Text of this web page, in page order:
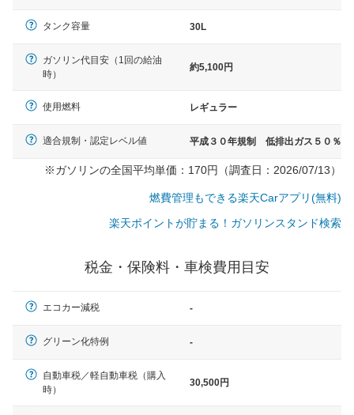
タンク容量 30L
ガソリン代目安（1回の給油
時）
約5,100円
使用燃料 レギュラー
適合規制・認定レベル値 平成３０年規制 低排出ガス５０％
※ガソリンの全国平均単価：170円（調査日：2026/07/13）
燃費管理もできる楽天Carアプリ(無料)
楽天ポイントが貯まる！ガソリンスタンド検索
税金・保険料・車検費用目安
エコカー減税 -
グリーン化特例 -
自動車税／軽自動車税（購入
時）
30,500円